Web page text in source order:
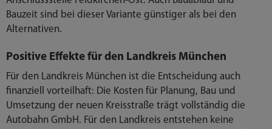
Bauzeit sind bei dieser Variante günstiger als bei den
Alternativen.
Positive Effekte für den Landkreis München
Für den Landkreis München ist die Entscheidung auch
finanziell vorteilhaft: Die Kosten für Planung, Bau und
Umsetzung der neuen Kreisstraße trägt vollständig die
Autobahn GmbH. Für den Landkreis entstehen keine